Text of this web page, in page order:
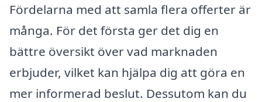
Fördelarna med att samla flera offerter är
många. För det första ger det dig en
bättre översikt över vad marknaden
erbjuder, vilket kan hjälpa dig att göra en
mer informerad beslut. Dessutom kan du